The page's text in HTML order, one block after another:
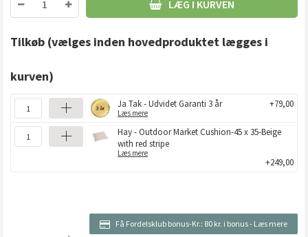
LÆG I KURVEN
Tilkøb (vælges inden hovedproduktet lægges i
kurven)
Ja Tak - Udvidet Garanti 3 år
Læs mere
+79,00
Hay - Outdoor Market Cushion-45 x 35-Beige
with red stripe
Læs mere
+249,00
Få Fordelsklub bonus-Kr.: 80 kr. i bonus- Læs mere